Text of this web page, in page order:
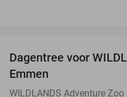
Dagentree voor
Emmen
WILDLANDS Adventure Zoo